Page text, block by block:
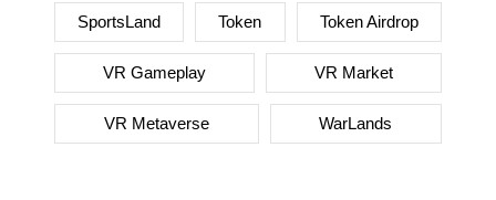
SportsLand Token Token Airdrop
VR Gameplay VR Market
VR Metaverse WarLands